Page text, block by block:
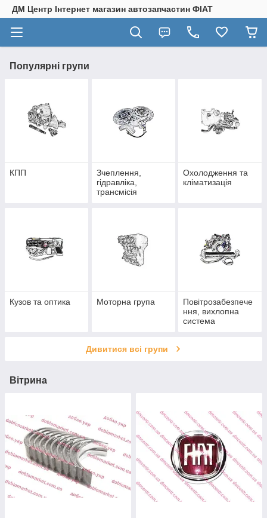
ДМ Центр Інтернет магазин автозапчастин ФІАТ
Популярні групи
КПП
Зчеплення,
гідравліка,
трансмісія
Охолодження та
кліматизація
Кузов та оптика Моторна група
Повітрозабезпече
ння, вихлопна
система
Дивитися всі групи
Вітрина